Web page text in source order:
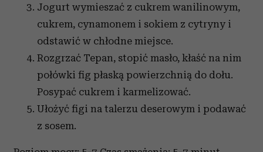
Jogurt wymieszać z cukrem wanilinowym,
cukrem, cynamonem i sokiem z cytryny i
odstawić w chłodne miejsce.
Rozgrzać Tepan, stopić masło, kłaść na nim
połówki fig płaską powierzchnią do dołu.
Posypać cukrem i karmelizować.
Ułożyć figi na talerzu deserowym i podawać
z sosem.